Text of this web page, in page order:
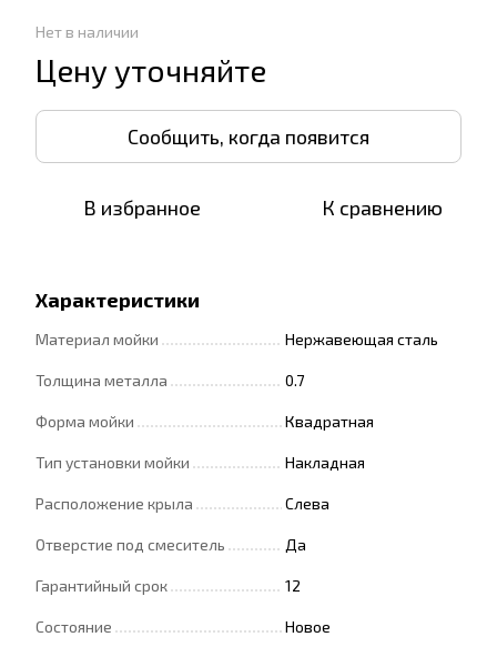
Нет в наличии
Цену уточняйте
Сообщить, когда появится
В избранное К сравнению
Характеристики
Материал мойки Нержавеющая сталь
Толщина металла 0.7
Форма мойки Квадратная
Тип установки мойки Накладная
Расположение крыла Слева
Отверстие под смеситель Да
Гарантийный срок 12
Состояние Новое